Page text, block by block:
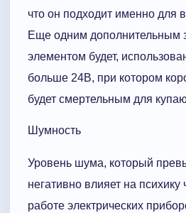
что он подходит именно для
Еще одним дополнительным
элементом будет,
больше 24В, при котором
будет смертельным для
Шумность
Уровень шума, который
негативно влияет на психику
работе электрических